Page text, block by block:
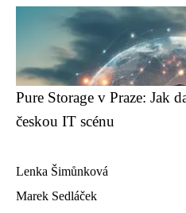
Pure Storage v Praze: Jak
českou IT scénu
Lenka Šimůnková
Marek Sedláček